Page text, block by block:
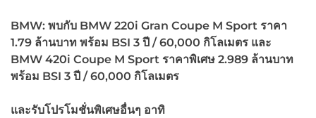
BMW: พบกับ BMW 220i Gran Coupe M Sport ราคา
1.79 ล้านบาท พร้อม BSI 3 ปี / 60,000 กิโลเมตร และ
BMW 420i Coupe M Sport ราคาพิเศษ 2.989 ล้านบาท
พร้อม BSI 3 ปี / 60,000 กิโลเมตร
และรับโปรโมชั่นพิเศษอื่นๆ อาทิ